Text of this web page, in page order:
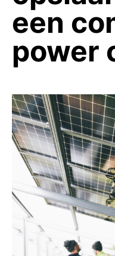
een
power